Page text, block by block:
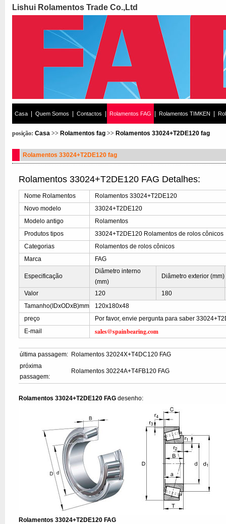
Lishui Rolamentos Trade Co.,Ltd
Casa Quem Somos Contactos Rolamentos FAG Rolamentos TIMKEN
posição: Casa >> Rolamentos fag >> Rolamentos 33024+T2DE120 fag
Rolamentos 33024+T2DE120 fag
Rolamentos 33024+T2DE120 FAG Detalhes:
Nome Rolamentos
Rolamentos 33024+T2DE120
Novo modelo
33024+T2DE120
Modelo antigo
Rolamentos
Produtos tipos
33024+T2DE120 Rolamentos de rolos cônicos
Categorias
Rolamentos de rolos cônicos
Marca
FAG
Especificação
Diâmetro interno
(mm)
Diâmetro exterior (mm)
Valor 120
180
Tamanho(IDxODxB)mm
120x180x48
preço
Por favor, envie pergunta para saber
E-mail
sales@spainbearing.com
última passagem: Rolamentos 32024X+T4DC120 FAG
próxima
passagem:
Rolamentos 30224A+T4FB120 FAG
Rolamentos 33024+T2DE120 FAG desenho:
Rolamentos 33024+T2DE120 FAG